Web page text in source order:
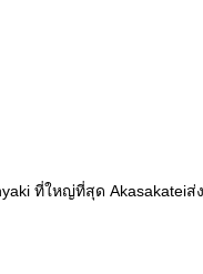
ที่ใหญ่ที่สุด Akasakateiส่